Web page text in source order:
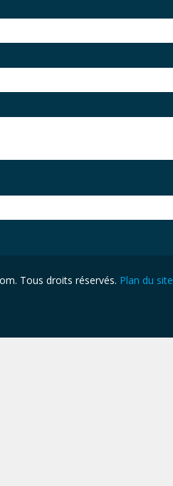
Tous droits réservés. Plan du site